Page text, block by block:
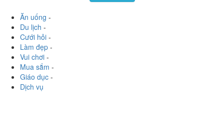
Làm đẹp
Vui chơi-
Mua sắm
Giáo dục
Dịch vụ